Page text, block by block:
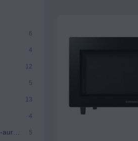
6
4
12
5
13
4
Casque sans fil et ANC Intra-auriculaire 5